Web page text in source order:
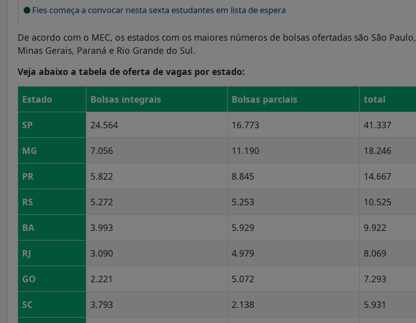
Fies começa a convocar nesta sexta estudantes em lista de espera
De acordo com o MEC, os estados com os maiores números de bolsas ofertadas são São Paulo,
Minas Gerais, Paraná e Rio Grande do Sul.
Veja abaixo a tabela de oferta de vagas por estado:
Estado Bolsas integrais Bolsas parciais total
SP 24.564 16.773 41.337
MG 7.056 11.190 18.246
PR 5.822 8.845 14.667
RS 5.272 5.253 10.525
BA 3.993 5.929 9.922
RJ 3.090 4.979 8.069
GO 2.221 5.072 7.293
SC 3.793 2.138 5.931